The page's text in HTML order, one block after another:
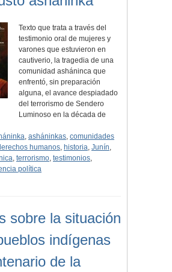
Texto que trata a través del
testimonio oral de mujeres y
varones que estuvieron en
cautiverio, la tragedia de una
comunidad asháninca que
enfrentó, sin preparación
alguna, el avance despiadado
del terrorismo de Sendero
Luminoso en la década de
, asháninkas, comunidades
humanos, historia, Junín,
, terrorismo, testimonios,
política
sobre la situación
indígenas
de la